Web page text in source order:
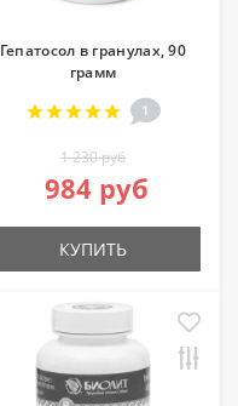
Гепатосол в гранулах, 90
грамм
1
1 230 руб
984 руб
КУПИТЬ